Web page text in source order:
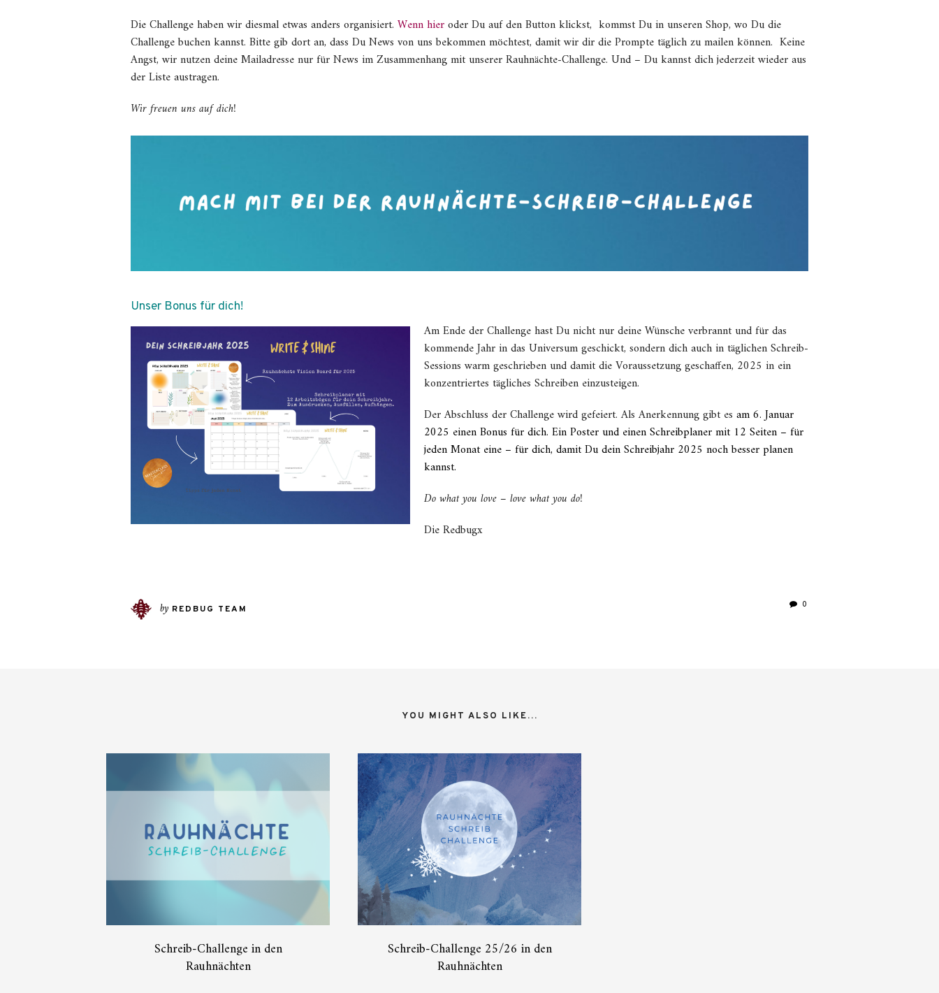
Die Challenge haben wir diesmal etwas anders organisiert. Wenn hieroder Du auf den Button klickst, kommst Du in unseren Shop, wo Du die
Challenge buchen kannst. Bitte gib dort an, dass Du News von uns bekommen möchtest, damit wir dir die Prompte täglich zu mailen können. Keine
Angst, wir nutzen deine Mailadresse nur für News im Zusammenhang mit unserer Rauhnächte-Challenge. Und – Du kannst dich jederzeit wieder aus
der Liste austragen.
Wir freuen uns auf dich!
Unser Bonus für dich!
Am Ende der Challenge hast Du nicht nur deine Wünsche verbrannt und für das
kommende Jahr in das Universum geschickt, sondern dich auch in täglichen Schreib-
Sessions warm geschrieben und damit die Voraussetzung geschaffen, 2025 in ein
konzentriertes tägliches Schreiben einzusteigen.
Der Abschluss der Challenge wird gefeiert. Als Anerkennung gibt es am 6. Januar
2025 einen Bonus für dich. Ein Poster und einen Schreibplaner mit 12 Seiten – für
jeden Monat eine – für dich, damit Du dein Schreibjahr 2025 noch besser planen
kannst.
Do what you love – love what you do!
Die Redbugx
by REDBUG TEAM 0
YOU MIGHT ALSO LIKE...
Schreib-Challenge in den
Rauhnächten
Schreib-Challenge 25/26 in den
Rauhnächten